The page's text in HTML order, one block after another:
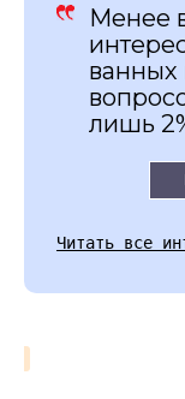
Менее
ванных
лишь
Читать все